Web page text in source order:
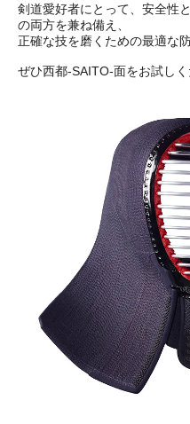
剣道愛好者にとって、安全性
の両方を兼ね備え、
正確な技を磨くための最適な
ぜひ西都-SAITO-面をお試しく